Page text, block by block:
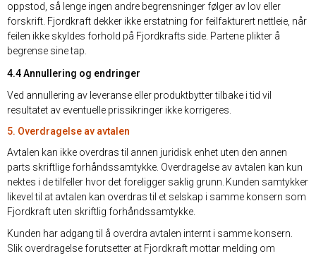
oppstod, så lenge ingen andre begrensninger følger av lov eller
forskrift. Fjordkraft dekker ikke erstatning for feilfakturert nettleie, når
feilen ikke skyldes forhold på Fjordkrafts side. Partene plikter å
begrense sine tap.
4.4 Annullering og endringer
Ved annullering av leveranse eller produktbytter tilbake i tid vil
resultatet av eventuelle prissikringer ikke korrigeres.
5. Overdragelse av avtalen
Avtalen kan ikke overdras til annen juridisk enhet uten den annen
parts skriftlige forhåndssamtykke. Overdragelse av avtalen kan kun
nektes i de tilfeller hvor det foreligger saklig grunn. Kunden samtykker
likevel til at avtalen kan overdras til et selskap i samme konsern som
Fjordkraft uten skriftlig forhåndssamtykke.
Kunden har adgang til å overdra avtalen internt i samme konsern.
Slik overdragelse forutsetter at Fjordkraft mottar melding om